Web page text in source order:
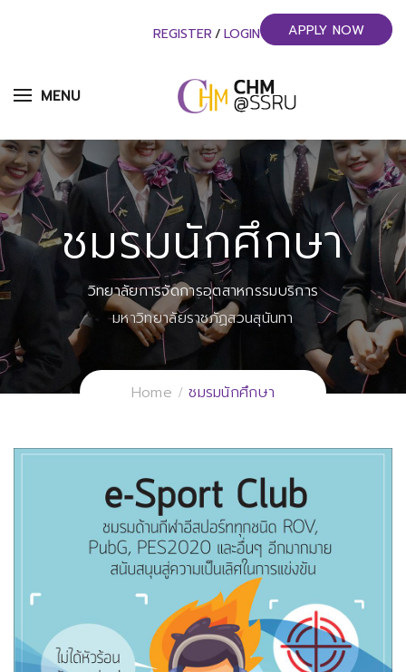
MENU
REGISTER / LOGIN APPLY NOW
ชมรมนักศึกษา
วิทยาลัยการจัดการอุตสาหกรรมบริการ
มหาวิทยาลัยราชภัฏสวนสุนันทา
Home ชมรมนักศึกษา